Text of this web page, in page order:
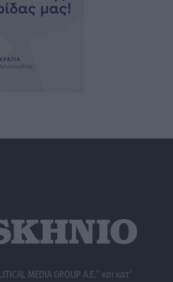
MEDIA GROUP A.E.” και κατ’